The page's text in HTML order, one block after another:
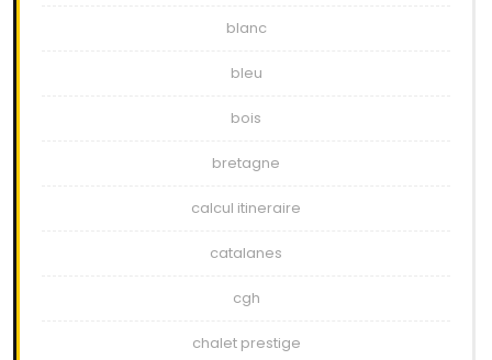
blanc
bleu
bois
bretagne
calcul itineraire
catalanes
cgh
chalet prestige